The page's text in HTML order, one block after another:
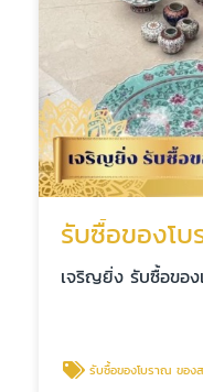
รับซื้อของโ
เจริญยิ่ง รับซื้อของ
รับซื้อของโบราณ ของ